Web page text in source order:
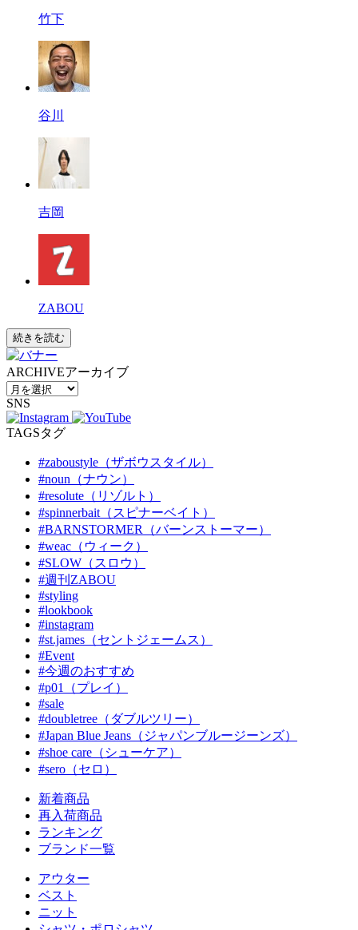
竹下
谷川
吉岡
ZABOU
続きを読む
ARCHIVEアーカイブ
SNS
TAGSタグ
#zaboustyle（ザボウスタイル）
#noun（ナウン）
#resolute（リゾルト）
#spinnerbait（スピナーベイト）
#BARNSTORMER（バーンストーマー）
#weac（ウィーク）
#SLOW（スロウ）
#週刊ZABOU
#styling
#lookbook
#instagram
#st.james（セントジェームス）
#Event
#今週のおすすめ
#p01（プレイ）
#sale
#doubletree（ダブルツリー）
#Japan Blue Jeans（ジャパンブルージーンズ）
#shoe care（シューケア）
#sero（セロ）
新着商品
再入荷商品
ランキング
ブランド一覧
アウター
ベスト
ニット